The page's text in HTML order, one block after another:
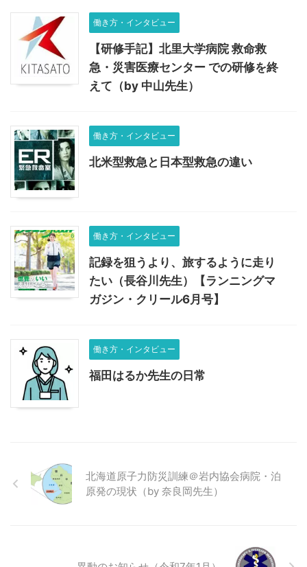
働き方・インタビュー
【研修手記】北里大学病院 救命救
急・災害医療センター での研修を終
えて（by 中山先生）
働き方・インタビュー
北米型救急と日本型救急の違い
働き方・インタビュー
記録を狙うより、旅するように走り
たい（長谷川先生）【ランニングマ
ガジン・クリール6月号】
働き方・インタビュー
福田はるか先生の日常
北海道原子力防災訓練＠岩内協会病院・泊
原発の現状（by 奈良岡先生）